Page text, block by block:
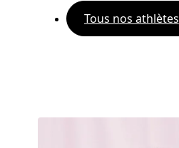
Tous nos athlètes